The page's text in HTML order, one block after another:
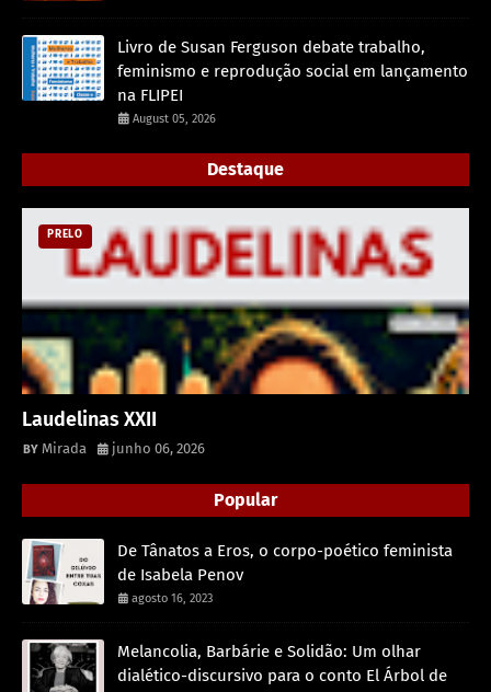
Livro de Susan Ferguson debate trabalho,
feminismo e reprodução social em lançamento
na FLIPEI
August 05, 2026
Destaque
PRELO
Laudelinas XXII
Mirada junho 06, 2026
Popular
De Tânatos a Eros, o corpo-poético feminista
de Isabela Penov
agosto 16, 2023
Melancolia, Barbárie e Solidão: Um olhar
dialético-discursivo para o conto El Árbol de